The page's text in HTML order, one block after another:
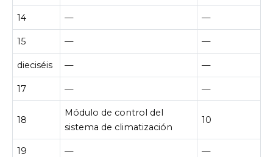
14 — —
15 — —
dieciséis — —
17 — —
18
Módulo de control del
sistema de climatización
10
19 — —